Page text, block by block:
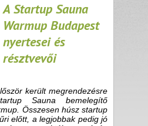
A Startup Sauna
Warmup Budapest
nyertesei és
résztvevői
került megrendezésre
Sauna bemelegítő
Összesen húsz startup
előtt, a legjobbak pedig jó